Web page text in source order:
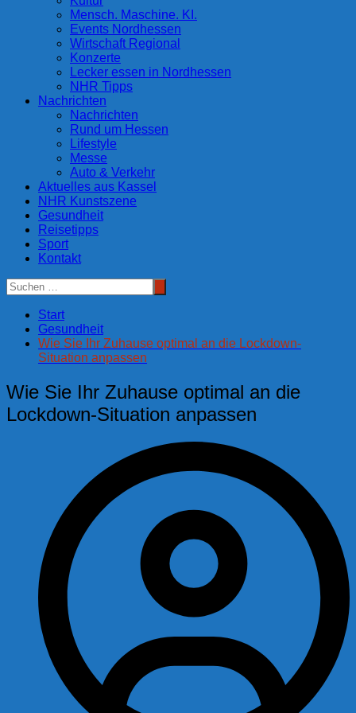
Mensch. Maschine. KI.
Events Nordhessen
Wirtschaft Regional
Konzerte
Lecker essen in Nordhessen
NHR Tipps
Nachrichten
Nachrichten
Rund um Hessen
Lifestyle
Messe
Auto & Verkehr
Aktuelles aus Kassel
NHR Kunstszene
Gesundheit
Reisetipps
Sport
Kontakt
Start
Gesundheit
Wie Sie Ihr Zuhause optimal an die Lockdown-
Situation anpassen
Wie Sie Ihr Zuhause optimal an die
Lockdown-Situation anpassen